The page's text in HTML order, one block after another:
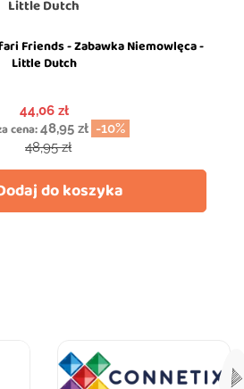
Little Dutch
Friends - Zabawka Niemowlęca -
Little Dutch
Cena
44,06 zł
cena:48,95 zł -10%
Cena podstawowa
48,95 zł
do koszyka